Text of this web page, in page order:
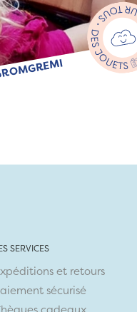
SERVICES
et retours
sécurisé